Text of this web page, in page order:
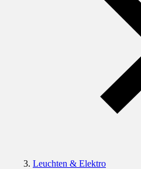
Leuchten & Elektro